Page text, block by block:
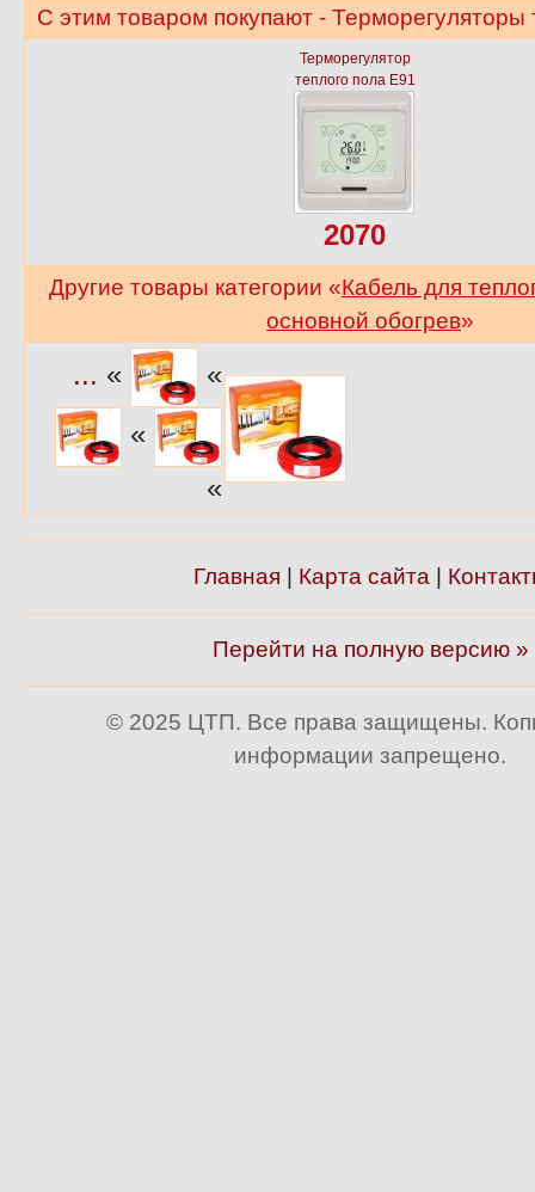
С этим товаром покупают - Терморегуляторы
Терморегулятор
теплого пола E91
2070
Другие товары категории «Кабель для
основной обогрев»
... «
«
«
«
Главная Карта сайта
Перейти на полную версию »
© 2025 ЦТП. Все права защищены.
информации запрещено.